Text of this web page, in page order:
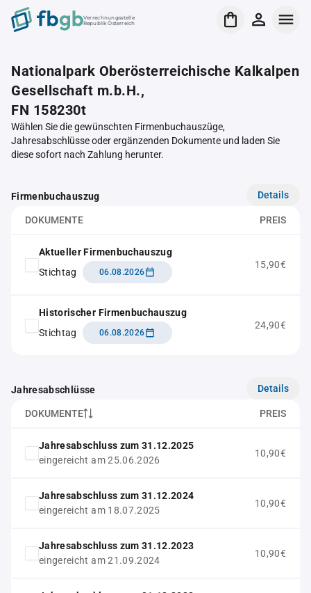
Verrechnungsstelle
Republik Österreich
Nationalpark Oberösterreichische Kalkalpen
Gesellschaft m.b.H.,
FN 158230t
Wählen Sie die gewünschten Firmenbuchauszüge,
Jahresabschlüsse oder ergänzenden Dokumente und laden Sie
diese sofort nach Zahlung herunter.
Firmenbuchauszug Details
DOKUMENTE PREIS
Aktueller Firmenbuchauszug
Stichtag
06.08.2026
15,90€
Historischer Firmenbuchauszug
Stichtag
06.08.2026
24,90€
Jahresabschlüsse Details
DOKUMENTE PREIS
Jahresabschluss zum 31.12.2025
eingereicht am 25.06.2026
10,90€
Jahresabschluss zum 31.12.2024
eingereicht am 18.07.2025
10,90€
Jahresabschluss zum 31.12.2023
eingereicht am 21.09.2024
10,90€